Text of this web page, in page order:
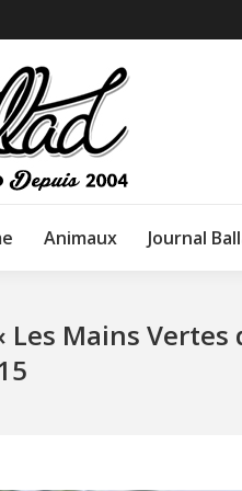
Animaux Journal
Les Mains